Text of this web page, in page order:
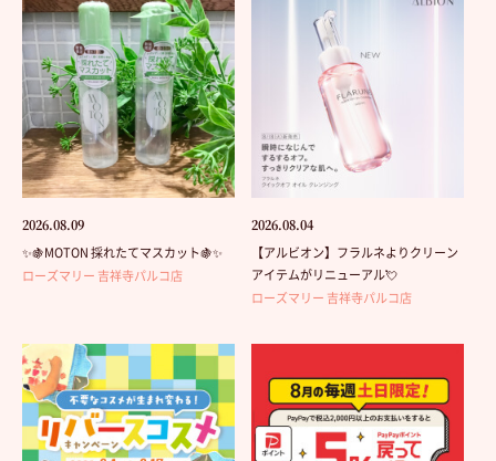
2026.08.09
✨🍇MOTON 採れたてマスカット🍇✨
ローズマリー 吉祥寺パルコ店
2026.08.04
【アルビオン】フラルネよりクリーン
アイテムがリニューアル💘
ローズマリー 吉祥寺パルコ店